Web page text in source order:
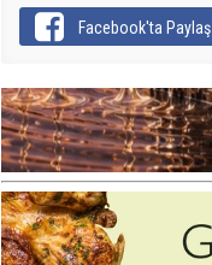
Facebook'ta Paylaş